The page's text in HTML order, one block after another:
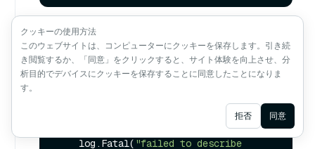
// 4. View collections
client.DescribeCollection(ctx,
    log.Fatal(
"failed to describe
Ask AI
クッキーの使用方法
このウェブサイトは、コンピューターにクッキーを保存します。引き続
き閲覧するか、「同意」をクリックすると、サイト体験を向上させ、分
析目的でデバイスにクッキーを保存することに同意したことになりま
す。
拒否 同意
Ask AI